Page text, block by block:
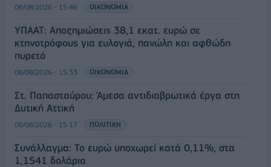
06/08/2026 - 15:46 ΟΙΚΟΝΟΜΙΑ
ΥΠΑΑΤ: Αποζημιώσεις 38,1 εκατ. ευρώ σε
κτηνοτρόφους για ευλογιά, πανώλη και αφθώδη
πυρετό
06/08/2026 - 15:33 ΟΙΚΟΝΟΜΙΑ
Στ. Παπασταύρου: Άμεσα αντιδιαβρωτικά έργα στη
Δυτική Αττική
06/08/2026 - 15:17 ΠΟΛΙΤΙΚΗ
Συνάλλαγμα: Το ευρώ υποχωρεί κατά 0,11%, στα
1,1541 δολάρια